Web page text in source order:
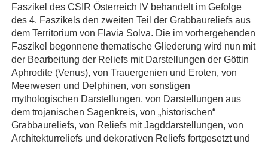
Faszikel des CSIR Österreich IV behandelt im Gefolge
des 4. Faszikels den zweiten Teil der Grabbaureliefs aus
dem Territorium von Flavia Solva. Die im vorhergehenden
Faszikel begonnene thematische Gliederung wird nun mit
der Bearbeitung der Reliefs mit Darstellungen der Göttin
Aphrodite (Venus), von Trauergenien und Eroten, von
Meerwesen und Delphinen, von sonstigen
mythologischen Darstellungen, von Darstellungen aus
dem trojanischen Sagenkreis, von „historischen“
Grabbaureliefs, von Reliefs mit Jagddarstellungen, von
Architekturreliefs und dekorativen Reliefs fortgesetzt und